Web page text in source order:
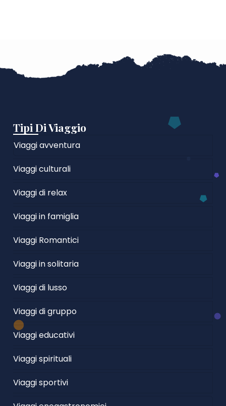
Tipi Di Viaggio
Viaggi avventura
Viaggi culturali
Viaggi di relax
Viaggi in famiglia
Viaggi Romantici
Viaggi in solitaria
Viaggi di lusso
Viaggi di gruppo
Viaggi educativi
Viaggi spirituali
Viaggi sportivi